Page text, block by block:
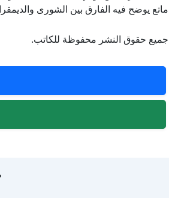
ماتع يوضح فيه الفارق بين الشورى
جميع حقوق النشر محفوظة للكاتب.